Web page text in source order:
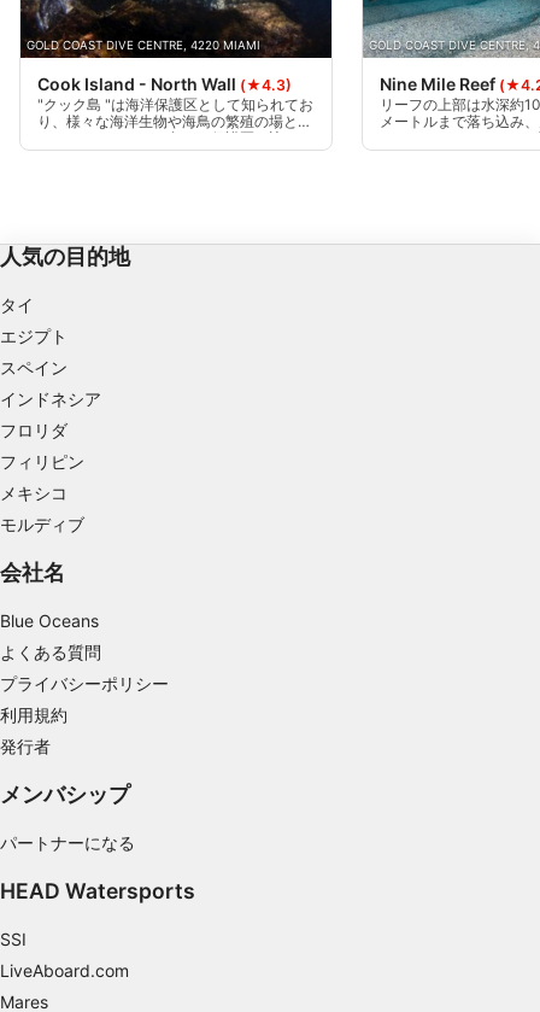
GOLD COAST DIVE CENTRE, 4220 MIAMI
Cook Island - North Wall (★4.3)
"クック島 "は海洋保護区として知られてお
り、様々な海洋生物や海鳥の繁殖の場とな
っています。クック島は、保護区を訪れ、
多くの人々がこの特別な場所を愛する理由
GOLD COAST DIVE CENTRE,
Nine Mile Reef
リーフの上部は水深約
メートルまで落ち込み
ラルとソフトコーラル
リーフの浅い部分には
人気の目的地
タイ
エジプト
スペイン
インドネシア
フロリダ
フィリピン
メキシコ
モルディブ
会社名
Blue Oceans
よくある質問
プライバシーポリシー
利用規約
発行者
メンバシップ
パートナーになる
HEAD Watersports
SSI
LiveAboard.com
Mares
パーソナライズ広告の選択のためにプロファイ
ルを利用する
コンテンツをパーソナライズするためにプロフ
ァイルを作成する
広告のパフォーマンスを測定する
統計情報または様々な情報源からのデータを組
み合わせてユーザー層を理解する
コンテンツの選択のために制限付きデータを利
用する
IAB特集：
正確な位置情報データを利用する
能動的に要求して取得した情報に基づくデバイ
スの識別
IAB以外の処理目的：
必要
性能
機能的